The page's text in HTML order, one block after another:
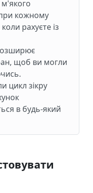
м'якого
кожному
рахуєте із
щоб ви могли
цикл зікру
в будь-який